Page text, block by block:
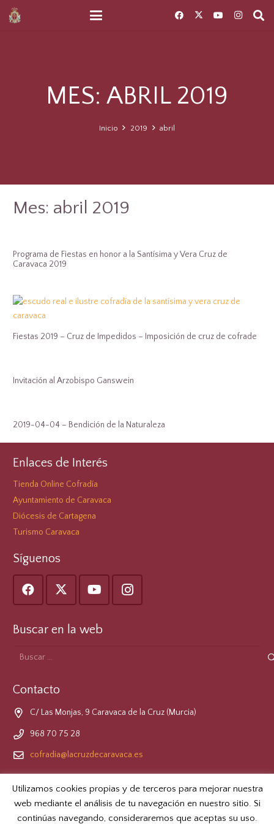
MES: ABRIL 2019
Inicio 2019 abril
Mes: abril 2019
Programa de Fiestas en honor a la Santísima y Vera Cruz de
Caravaca 2019
Fiestas 2019 – Cruz de Impedidos – Imposición de cruz de cofrade
Invitación al Arzobispo Ganswein
2019-04-04 – Bendición de la Naturaleza
Enlaces de Interés
Tienda Online Cofradía
Ayuntamiento de Caravaca
Diócesis de Cartagena
Turismo Caravaca
Síguenos
Buscar en la web
Buscar:
Contacto
C/ Las Monjas, 9 Caravaca de la Cruz (Murcia)
968 70 75 28
cofradia@lacruzdecaravaca.es
Formulario de Contacto
LOPD
Utilizamos cookies propias y de terceros para mejorar nuestra
web mediante el análisis de tu navegación en nuestro sitio. Si
continúas navegando, consideraremos que aceptas su uso.